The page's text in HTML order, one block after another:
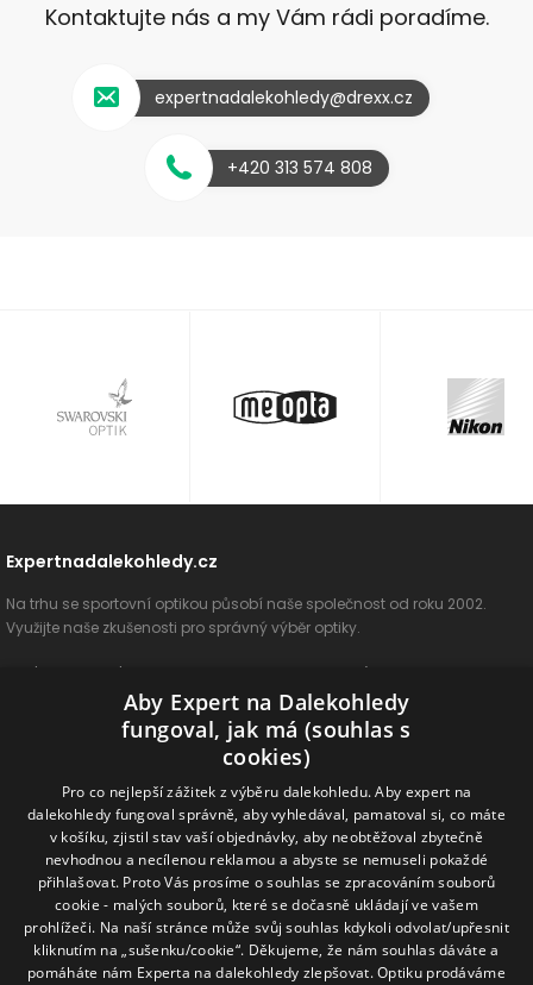
Kontaktujte nás a my Vám rádi poradíme.
expertnadalekohledy@drexx.cz
+420 313 574 808
Expertnadalekohledy.cz
Na trhu se sportovní optikou působí naše společnost od roku 2002.
Využijte naše zkušenosti pro správný výběr optiky.
O nás Vše o nákupu Poradenství
Ochrana osobních údajů ODSTOUPIT OD SMLOUVY
Dalekohledy Spektivy Dálkoměry Příslušenství Naše značky
Sledujte nás na sociálních sítích
ExpertNaDalekohledy
Aby Expert na Dalekohledy
fungoval, jak má (souhlas s
cookies)
Pro co nejlepší zážitek z výběru dalekohledu. Aby expert na
dalekohledy fungoval správně, aby vyhledával, pamatoval si, co máte
v košíku, zjistil stav vaší objednávky, aby neobtěžoval zbytečně
nevhodnou a necílenou reklamou a abyste se nemuseli pokaždé
přihlašovat. Proto Vás prosíme o souhlas se zpracováním souborů
cookie - malých souborů, které se dočasně ukládají ve vašem
prohlížeči. Na naší stránce může svůj souhlas kdykoli odvolat/upřesnit
kliknutím na „sušenku/cookie“. Děkujeme, že nám souhlas dáváte a
pomáháte nám Experta na dalekohledy zlepšovat. Optiku prodáváme